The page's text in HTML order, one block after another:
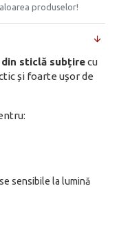
produselor!
sticlă subțirecu
și foarte ușor de
sensibile la lumină